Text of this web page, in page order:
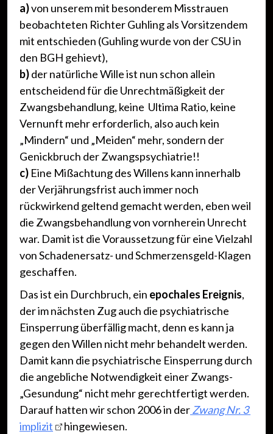
a)von unserem mit besonderem Misstrauen
beobachteten Richter Guhling als Vorsitzendem
mit entschieden (Guhling wurde von der CSU in
den BGH gehievt),
b)der natürliche Wille ist nun schon allein
entscheidend für die Unrechtmäßigkeit der
Zwangsbehandlung, keine Ultima Ratio, keine
Vernunft mehr erforderlich, also auch kein
„Mindern“ und „Meiden“ mehr, sondern der
Genickbruch der Zwangspsychiatrie!!
c) Eine Mißachtung des Willens kann innerhalb
der Verjährungsfrist auch immer noch
rückwirkend geltend gemacht werden, eben weil
die Zwangsbehandlung von vornherein Unrecht
war. Damit ist die Voraussetzung für eine Vielzahl
von Schadenersatz- und Schmerzensgeld-Klagen
geschaffen.
Das ist ein Durchbruch, ein epochales Ereignis,
der im nächsten Zug auch die psychiatrische
Einsperrung überfällig macht, denn es kann ja
gegen den Willen nicht mehr behandelt werden.
Damit kann die psychiatrische Einsperrung durch
die angebliche Notwendigkeit einer Zwangs-
„Gesundung“ nicht mehr gerechtfertigt werden.
Darauf hatten wir schon 2006 in derZwang Nr. 3
implizit
hingewiesen.